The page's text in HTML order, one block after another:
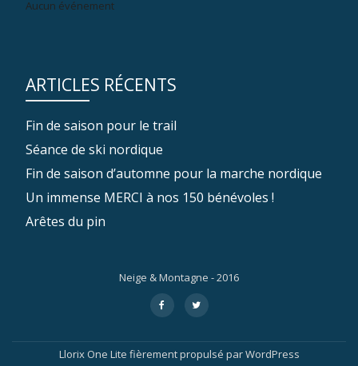
Aucun événement
ARTICLES RÉCENTS
Fin de saison pour le trail
Séance de ski nordique
Fin de saison d’automne pour la marche nordique
Un immense MERCI à nos 150 bénévoles !
Arêtes du pin
Neige & Montagne - 2016
secondaire
fa-
facebook
fa-
twitter
Llorix One Lite fièrement propulsé parWordPress